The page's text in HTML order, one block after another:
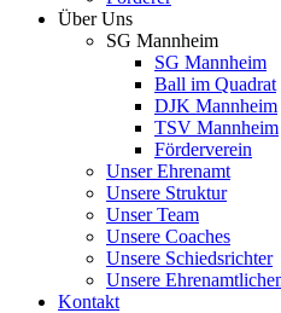
Über Uns
SG Mannheim
SG Mannheim
Ball im Quadrat
DJK Mannheim
TSV Mannheim
Förderverein
Unser Ehrenamt
Unsere Struktur
Unser Team
Unsere Coaches
Unsere Schiedsrichter
Unsere
Kontakt